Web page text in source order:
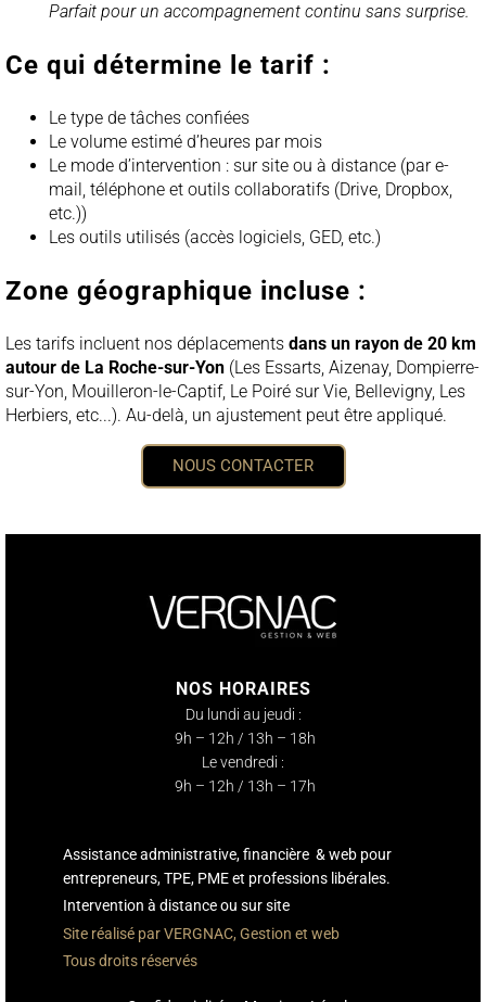
Parfait pour un accompagnement continu sans surprise.
Ce qui détermine le tarif :
Le type de tâches confiées
Le volume estimé d’heures par mois
Le mode d’intervention : sur site ou à distance (par e-
mail, téléphone et outils collaboratifs (Drive, Dropbox,
etc.))
Les outils utilisés (accès logiciels, GED, etc.)
Zone géographique incluse :
Les tarifs incluent nos déplacements dans un rayon de 20 km
autour de La Roche-sur-Yon (Les Essarts, Aizenay, Dompierre-
sur-Yon, Mouilleron-le-Captif, Le Poiré sur Vie, Bellevigny, Les
Herbiers, etc...). Au-delà, un ajustement peut être appliqué.
NOUS CONTACTER
NOS HORAIRES
Du lundi au jeudi :
9h – 12h / 13h – 18h
Le vendredi :
9h – 12h / 13h – 17h
Assistance administrative, financière & web pour
entrepreneurs, TPE, PME et professions libérales.
Intervention à distance ou sur site
Site réalisé par VERGNAC, Gestion et web
Tous droits réservés